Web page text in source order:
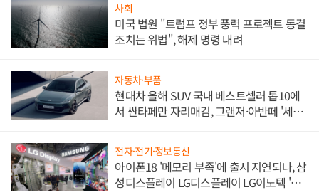
사회
미국 법원 "트럼프 정부 풍력 프로젝트 동결
조치는 위법", 해제 명령 내려
자동차·부품
현대차 올해 SUV 국내 베스트셀러 톱10에
서 싼타페만 자리매김, 그랜저·아반떼 '세단
전자·전기·정보통신
아이폰18 '메모리 부족'에 출시 지연되나, 삼
성디스플레이 LG디스플레이 LG이노텍 '탈